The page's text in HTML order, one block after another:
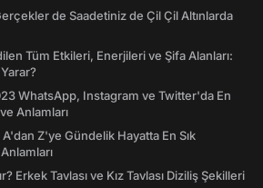
de Saadetiniz de Çil Çil Altınlarda
Tüm Etkileri, Enerjileri ve Şifa Alanları:
WhatsApp, Instagram ve Twitter'da En
Anlamları
Z'ye Gündelik Hayatta En Sık
Erkek Tavlası ve Kız Tavlası Diziliş Şekilleri